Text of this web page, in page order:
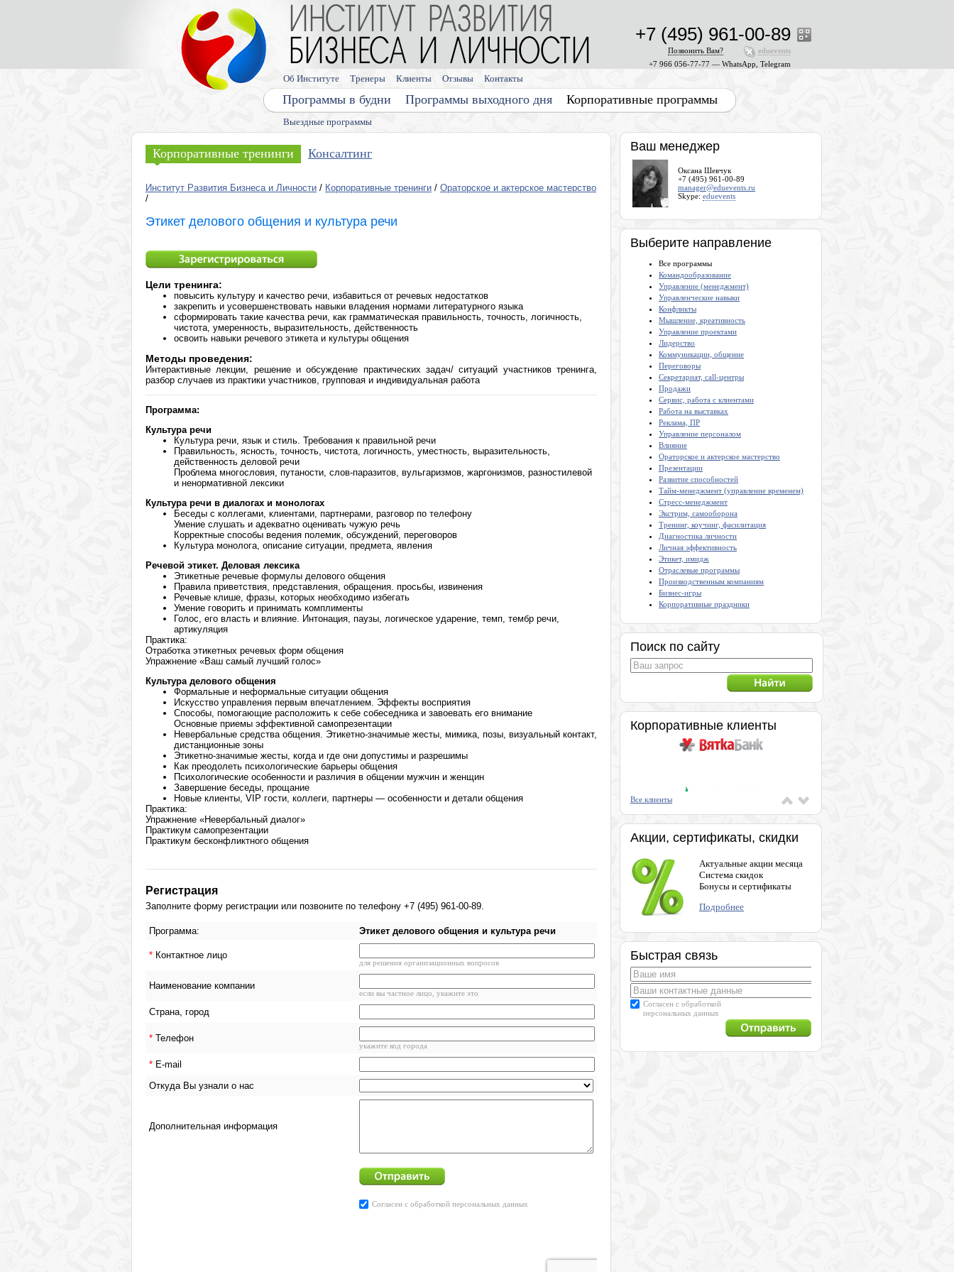
Выездные программы
Программы в будни Программы выходного дня Корпоративные программы
Об Институте Тренеры Клиенты Отзывы Контакты
+7 966 056-77-77 — WhatsApp, Telegram
eduevents
Позвонить Вам?
+7 (495) 961-00-89
Корпоративные тренинги Консалтинг
Институт Развития Бизнеса и Личности / Корпоративные тренинги / Ораторское и актерское мастерство
/
Этикет делового общения и культура речи
Цели тренинга:
повысить культуру и качество речи, избавиться от речевых недостатков
закрепить и усовершенствовать навыки владения нормами литературного языка
сформировать такие качества речи, как грамматическая правильность, точность, логичность,
чистота, умеренность, выразительность, действенность
освоить навыки речевого этикета и культуры общения
Методы проведения:
Интерактивные лекции, решение и обсуждение практических задач/ ситуаций участников тренинга,
разбор случаев из практики участников, групповая и индивидуальная работа
Программа:
Культура речи
Культура речи, язык и стиль. Требования к правильной речи
Правильность, ясность, точность, чистота, логичность, уместность, выразительность,
действенность деловой речи
Проблема многословия, путаности, слов-паразитов, вульгаризмов, жаргонизмов, разностилевой
и ненормативной лексики
Культура речи в диалогах и монологах
Беседы с коллегами, клиентами, партнерами, разговор по телефону
Умение слушать и адекватно оценивать чужую речь
Корректные способы ведения полемик, обсуждений, переговоров
Культура монолога, описание ситуации, предмета, явления
Речевой этикет. Деловая лексика
Этикетные речевые формулы делового общения
Правила приветствия, представления, обращения. просьбы, извинения
Речевые клише, фразы, которых необходимо избегать
Умение говорить и принимать комплименты
Голос, его власть и влияние. Интонация, паузы, логическое ударение, темп, тембр речи,
артикуляция
Практика:
Отработка этикетных речевых форм общения
Упражнение «Ваш самый лучший голос»
Культура делового общения
Формальные и неформальные ситуации общения
Искусство управления первым впечатлением. Эффекты восприятия
Способы, помогающие расположить к себе собеседника и завоевать его внимание
Основные приемы эффективной самопрезентации
Невербальные средства общения. Этикетно-значимые жесты, мимика, позы, визуальный контакт,
дистанционные зоны
Этикетно-значимые жесты, когда и где они допустимы и разрешимы
Как преодолеть психологические барьеры общения
Психологические особенности и различия в общении мужчин и женщин
Завершение беседы, прощание
Новые клиенты, VIP гости, коллеги, партнеры — особенности и детали общения
Практика:
Упражнение «Невербальный диалог»
Практикум самопрезентации
Практикум бесконфликтного общения
Регистрация
Заполните форму регистрации или позвоните по телефону +7 (495) 961-00-89.
Ваш менеджер
Оксана Шевчук
+7 (495) 961-00-89
manager@eduevents.ru
Skype: eduevents
Выберите направление
Все программы
Командообразование
Управление (менеджмент)
Управленческие навыки
Конфликты
Мышление, креативность
Управление проектами
Лидерство
Коммуникации, общение
Переговоры
Секретариат, call-центры
Продажи
Сервис, работа с клиентами
Работа на выставках
Реклама, ПР
Управление персоналом
Влияние
Ораторское и актерское мастерство
Презентации
Развитие способностей
Тайм-менеджмент (управление временем)
Стресс-менеджмент
Экстрим, самооборона
Тренинг, коучинг, фасилитация
Диагностика личности
Личная эффективность
Этикет, имидж
Отраслевые программы
Производственным компаниям
Бизнес-игры
Корпоративные праздники
Поиск по сайту
Корпоративные клиенты
Все клиенты
Акции, сертификаты, скидки
Актуальные акции месяца
Система скидок
Бонусы и сертификаты
Подробнее
Быстрая связь